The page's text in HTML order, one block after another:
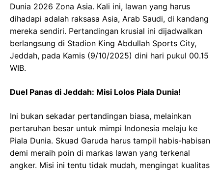
Dunia 2026 Zona Asia. Kali ini, lawan yang harus
dihadapi adalah raksasa Asia, Arab Saudi, di kandang
mereka sendiri. Pertandingan krusial ini dijadwalkan
berlangsung di Stadion King Abdullah Sports City,
Jeddah, pada Kamis (9/10/2025) dini hari pukul 00.15
WIB.
Duel Panas di Jeddah: Misi Lolos Piala Dunia!
Ini bukan sekadar pertandingan biasa, melainkan
pertaruhan besar untuk mimpi Indonesia melaju ke
Piala Dunia. Skuad Garuda harus tampil habis-habisan
demi meraih poin di markas lawan yang terkenal
angker. Misi ini tentu tidak mudah, mengingat kualitas